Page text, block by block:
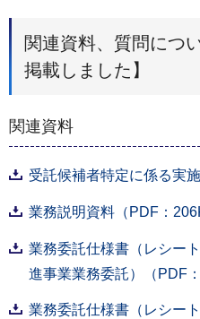
関連資料、質問につ
掲載しました】
関連資料
受託候補者特定に係る実
業務説明資料（PDF：
業務委託仕様書（レシー
進事業業務委託）（PDF
業務委託仕様書（レシー